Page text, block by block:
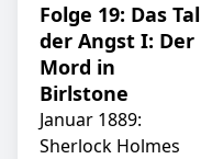
Folge 19: Das Tal
der Angst I: Der
Mord in
Birlstone
Januar 1889:
Sherlock Holmes